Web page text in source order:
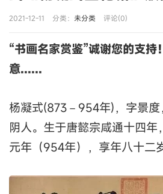
2021-12-11 分类： 未分类 评论(0)
“书画名家赏鉴”诚谢您的支持
意......
杨凝式(873－954年)，字景
阴人。生于唐懿宗咸通十四年
元年（954年），享年八十二